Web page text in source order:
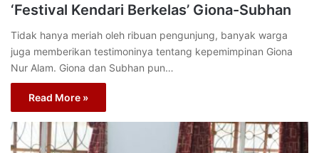
‘Festival Kendari Berkelas’ Giona-Subhan
Tidak hanya meriah oleh ribuan pengunjung, banyak warga
juga memberikan testimoninya tentang kepemimpinan Giona
Nur Alam. Giona dan Subhan pun…
Read More »